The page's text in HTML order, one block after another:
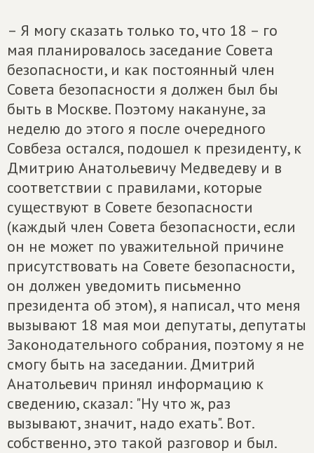
– Я могу сказать только то, что 18 – го
мая планировалось заседание Совета
безопасности, и как постоянный член
Совета безопасности я должен был бы
быть в Москве. Поэтому накануне, за
неделю до этого я после очередного
Совбеза остался, подошел к президенту, к
Дмитрию Анатольевичу Медведеву и в
соответствии с правилами, которые
существуют в Совете безопасности
(каждый член Совета безопасности, если
он не может по уважительной причине
присутствовать на Совете безопасности,
он должен уведомить письменно
президента об этом), я написал, что меня
вызывают 18 мая мои депутаты, депутаты
Законодательного собрания, поэтому я не
смогу быть на заседании. Дмитрий
Анатольевич принял информацию к
сведению, сказал: "Ну что ж, раз
вызывают, значит, надо ехать". Вот.
собственно, это такой разговор и был.